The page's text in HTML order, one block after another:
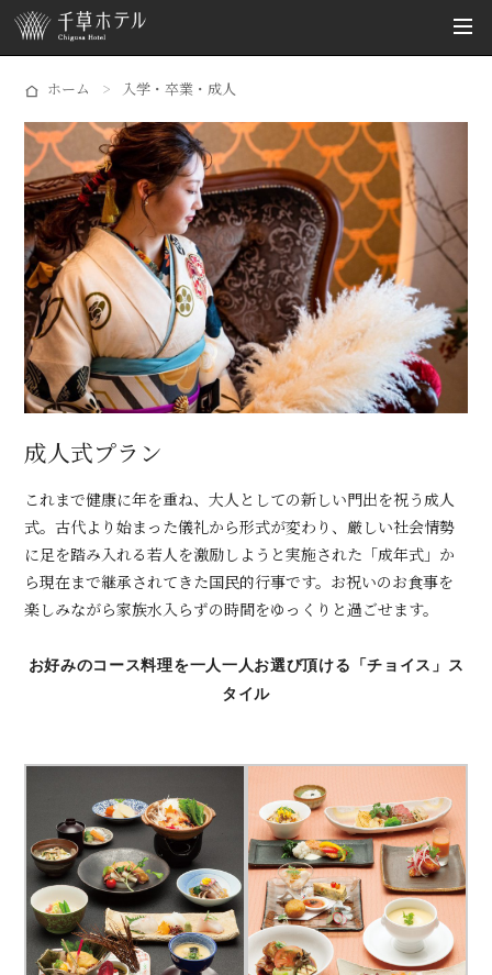
ホーム 入学・卒業・成人
成人式プラン
これまで健康に年を重ね、大人としての新しい門出を祝う成人
式。古代より始まった儀礼から形式が変わり、厳しい社会情勢
に足を踏み入れる若人を激励しようと実施された「成年式」か
ら現在まで継承されてきた国民的行事です。お祝いのお食事を
楽しみながら家族水入らずの時間をゆっくりと過ごせます。
お好みのコース料理を一人一人お選び頂ける「チョイス」ス
タイル